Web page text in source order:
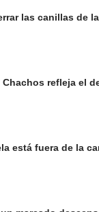
las canillas de
refleja el
está fuera de la